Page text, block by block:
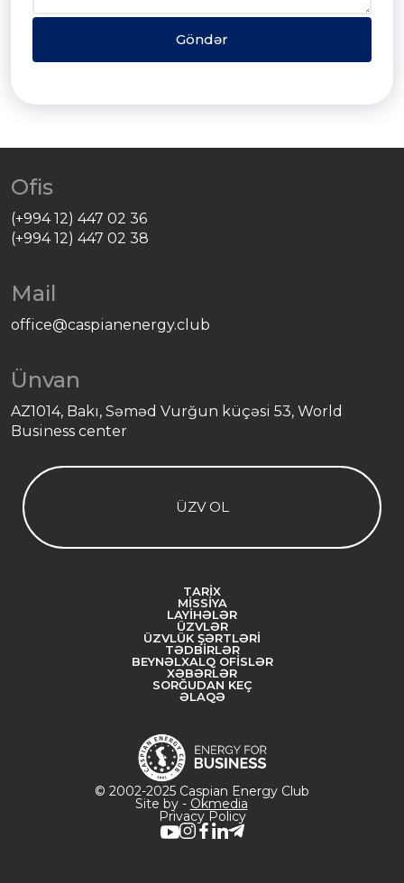
Göndər
Ofis
(+994 12) 447 02 36
(+994 12) 447 02 38
Mail
office@caspianenergy.club
Ünvan
AZ1014, Bakı, Səməd Vurğun küçəsi 53, World
Business center
ÜZV OL
TARIX
MISSIYA
LAYIHƏLƏR
ÜZVLƏR
ÜZVLÜK ŞƏRTLƏRI
TƏDBIRLƏR
BEYNƏLXALQ OFISLƏR
XƏBƏRLƏR
SORĞUDAN KEÇ
ƏLAQƏ
© 2002-2025 Caspian Energy Club
Site by - Okmedia
Privacy Policy